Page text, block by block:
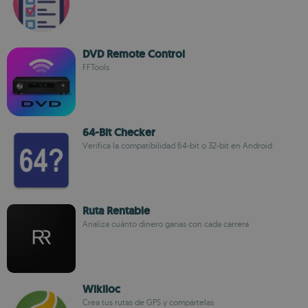
DVD Remote Control
FFTools
64-Bit Checker
Verifica la compatibilidad 64-bit o 32-bit en Android
Ruta Rentable
Analiza cuánto dinero ganas con cada carrera
Wikiloc
Crea tus rutas de GPS y compártelas